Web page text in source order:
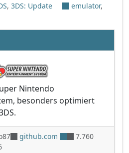
, 3DS: Update emulator,
Nintendo
besonders optimiert
github.com
7.760